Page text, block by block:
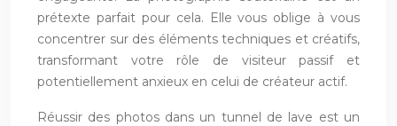
prétexte parfait pour cela. Elle vous oblige à vous
concentrer sur des éléments techniques et créatifs,
transformant votre rôle de visiteur passif et
potentiellement anxieux en celui de créateur actif.
Réussir des photos dans un tunnel de lave est un